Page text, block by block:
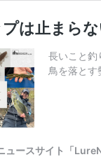
は止まら
長いこと釣
鳥を落と
ュースサイト「